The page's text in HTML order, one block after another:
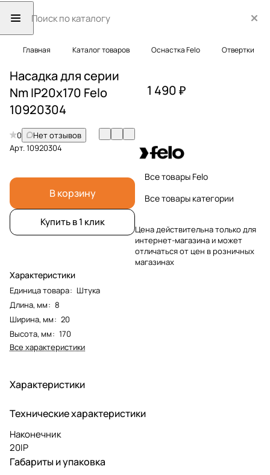
Главная Каталог товаров Оснастка Felo Отвертки
Насадка для серии
Nm IP20x170 Felo
10920304
0
Нет отзывов
Арт.10920304
В корзину
Купить в 1 клик
Характеристики
Единица товара: Штука
Длина, мм: 8
Ширина, мм: 20
Высота, мм: 170
Все характеристики
1 490 ₽
Все товары Felo
Все товары категории
Цена действительна только для
интернет-магазина и может
отличаться от цен в розничных
магазинах
Характеристики
Технические характеристики
Наконечник
20IP
Габариты и упаковка